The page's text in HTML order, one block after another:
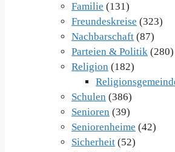
Familie (131)
Freundeskreise (323)
Nachbarschaft (87)
Parteien & Politik (280)
Religion (182)
Schulen (386)
Senioren (39)
Seniorenheime (42)
Sicherheit (52)